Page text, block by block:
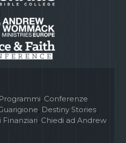
, Conferenze
, Destiny Stories,
Finanziari, Chiedi ad Andrew